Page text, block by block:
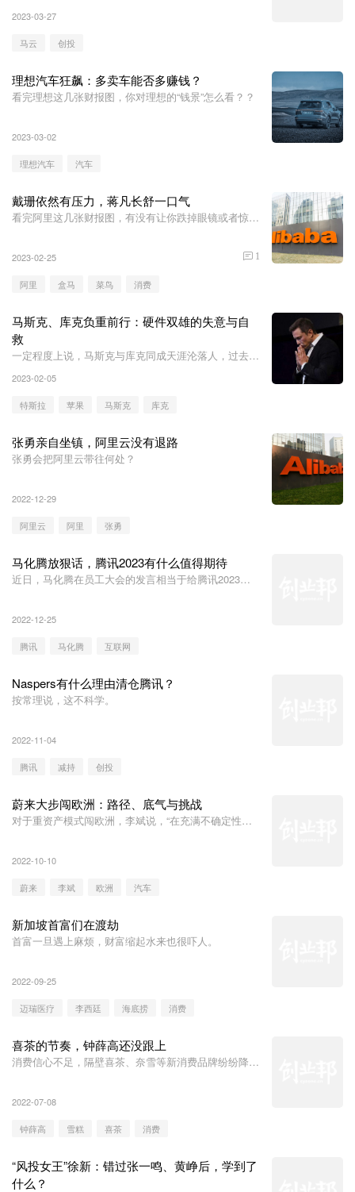
2023-03-27
马云 创投
理想汽车狂飙：多卖车能否多赚钱？
看完理想这几张财报图，你对理想的“钱景”怎么看？？
2023-03-02
理想汽车 汽车
戴珊依然有压力，蒋凡长舒一口气
看完阿里这几张财报图，有没有让你跌掉眼镜或者惊掉
2023-02-25 1
阿里 盒马 菜鸟 消费
马斯克、库克负重前行：硬件双雄的失意与自
救
一定程度上说，马斯克与库克同成天涯沦落人，过去一
2023-02-05
特斯拉 苹果 马斯克 库克
张勇亲自坐镇，阿里云没有退路
张勇会把阿里云带往何处？
2022-12-29
阿里云 阿里 张勇
马化腾放狠话，腾讯2023有什么值得期待
近日，马化腾在员工大会的发言相当于给腾讯2023年
2022-12-25
腾讯 马化腾 互联网
Naspers有什么理由清仓腾讯？
按常理说，这不科学。
2022-11-04
腾讯 减持 创投
蔚来大步闯欧洲：路径、底气与挑战
对于重资产模式闯欧洲，李斌说，“在充满不确定性的
2022-10-10
蔚来 李斌 欧洲 汽车
新加坡首富们在渡劫
首富一旦遇上麻烦，财富缩起水来也很吓人。
2022-09-25
迈瑞医疗 李西廷 海底捞 消费
喜茶的节奏，钟薛高还没跟上
消费信心不足，隔壁喜茶、奈雪等新消费品牌纷纷降
2022-07-08
钟薛高 雪糕 喜茶 消费
“风投女王”徐新：错过张一鸣、黄峥后，学到了
什么？